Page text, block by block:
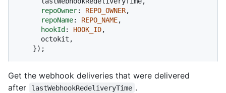
repoOwner: REPO_OWNER,
repoName: REPO_NAME,
hookId : HOOK_ID,
    });
Get the webhook deliveries that were delivered
after
lastWebhookRedeliveryTime .